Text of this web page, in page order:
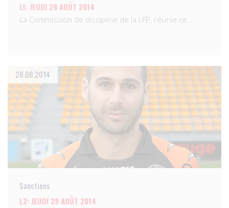
L1: JEUDI 28 AOÜT 2014
La Commission de discipline de la LFP, réunie ce…
28.08.2014
Sanctions
L2: JEUDI 29 AOÛT 2014